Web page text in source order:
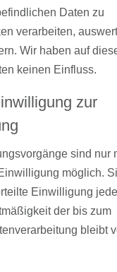
Daten zu
verarbeiten,
Wir haben auf
keinen Einfluss.
zur
sind nur
möglich.
Einwilligung
der bis zum
bleibt